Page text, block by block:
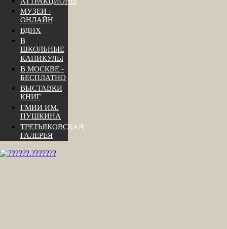
МУЗЕИ -
ОНЛАЙН
ВДНХ
В
ШКОЛЬНЫЕ
КАНИКУЛЫ
В МОСКВЕ -
БЕСПЛАТНО
ВЫСТАВКИ
КНИГ
ГМИИ ИМ.
ПУШКИНА
ТРЕТЬЯКОВСКАЯ
ГАЛЕРЕЯ